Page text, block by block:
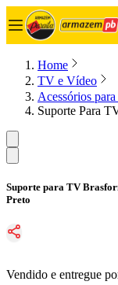
Home
TV e Vídeo
Acessórios
Suporte Para
Suporte para TV
Preto
Vendido e entregue